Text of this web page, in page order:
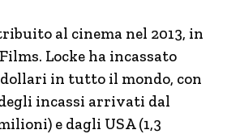
al cinema nel 2013, in
Locke ha incassato
in tutto il mondo, con
incassi arrivati dal
e dagli USA (1,3